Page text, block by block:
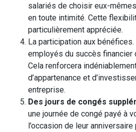
salariés de choisir eux-
en toute intimité. Cette
particulièrement appréciée.
La participation aux
employés du succès financier
Cela renforcera
d’appartenance et
entreprise.
Des jours de congés
une journée de congé payé à
l’occasion de leur